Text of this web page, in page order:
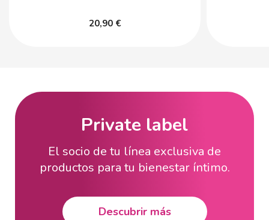
20,90 €
Private label
El socio de tu línea exclusiva de
productos para tu bienestar íntimo.
Descubrir más